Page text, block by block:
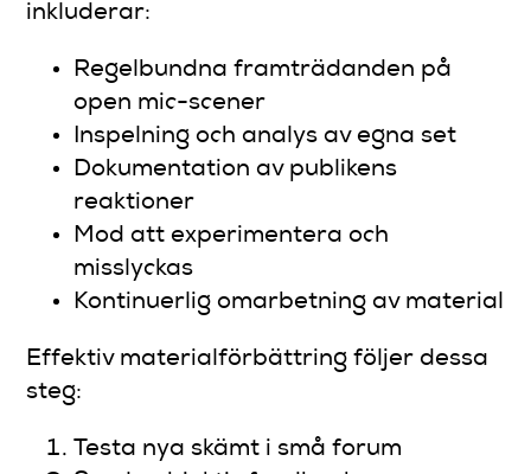
inkluderar:
Regelbundna framträdanden på
open mic-scener
Inspelning och analys av egna set
Dokumentation av publikens
reaktioner
Mod att experimentera och
misslyckas
Kontinuerlig omarbetning av material
Effektiv materialförbättring följer dessa
steg:
Testa nya skämt i små forum